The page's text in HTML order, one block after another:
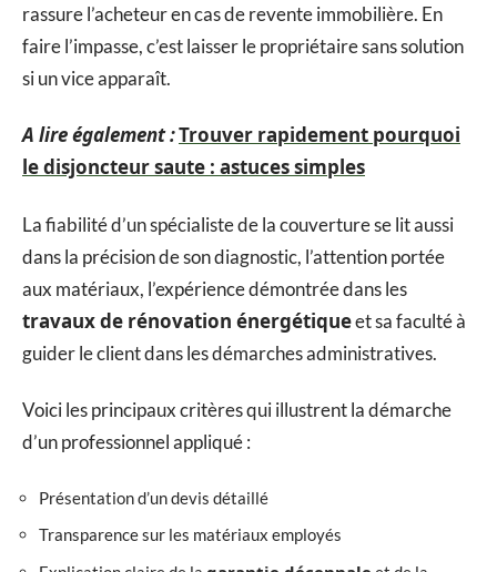
rassure l’acheteur en cas de revente immobilière. En
faire l’impasse, c’est laisser le propriétaire sans solution
si un vice apparaît.
A lire également :Trouver rapidement pourquoi
le disjoncteur saute : astuces simples
La fiabilité d’un spécialiste de la couverture se lit aussi
dans la précision de son diagnostic, l’attention portée
aux matériaux, l’expérience démontrée dans les
travaux de rénovation énergétiqueet sa faculté à
guider le client dans les démarches administratives.
Voici les principaux critères qui illustrent la démarche
d’un professionnel appliqué :
Présentation d’un devis détaillé
Transparence sur les matériaux employés